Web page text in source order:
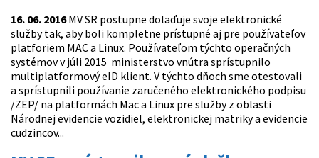
16. 06. 2016MV SR postupne dolaďuje svoje elektronické
služby tak, aby boli kompletne prístupné aj pre používateľov
platforiem MAC a Linux. Používateľom týchto operačných
systémov v júli 2015 ministerstvo vnútra sprístupnilo
multiplatformový eID klient. V týchto dňoch sme otestovali
a sprístupnili používanie zaručeného elektronického podpisu
/ZEP/ na platformách Mac a Linux pre služby z oblasti
Národnej evidencie vozidiel, elektronickej matriky a evidencie
cudzincov...